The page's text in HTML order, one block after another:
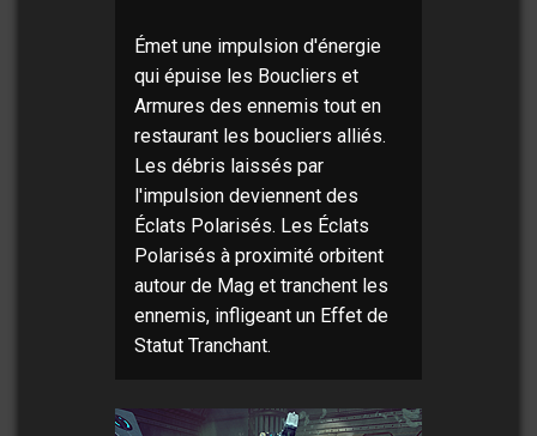
Émet une impulsion d'énergie
qui épuise les Boucliers et
Armures des ennemis tout en
restaurant les boucliers alliés.
Les débris laissés par
l'impulsion deviennent des
Éclats Polarisés. Les Éclats
Polarisés à proximité orbitent
autour de Mag et tranchent les
ennemis, infligeant un Effet de
Statut Tranchant.